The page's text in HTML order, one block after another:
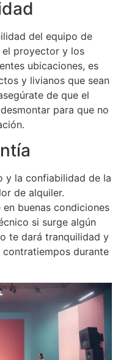
del equipo de
el proyector y los
ubicaciones, es
y livianos que sean
de que el
para que no
y la confiabilidad de la
de alquiler.
buenas condiciones
si surge algún
te dará tranquilidad y
contratiempos durante